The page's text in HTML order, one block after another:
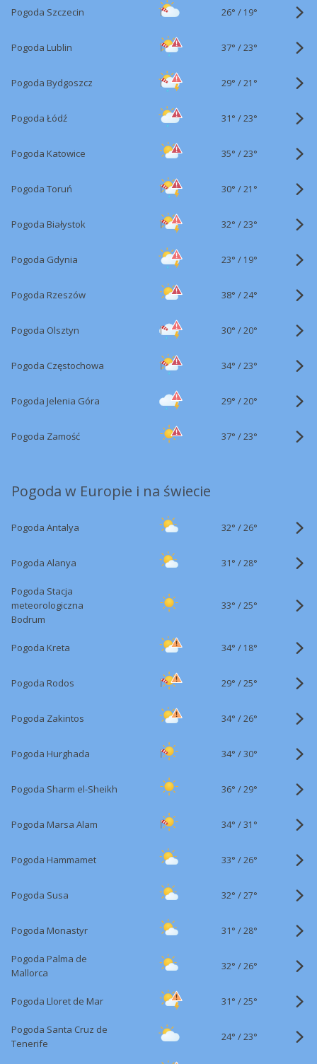
Pogoda Szczecin 26° / 19°
Pogoda Lublin 37° /23°
Pogoda Bydgoszcz 29° /21°
Pogoda Łódź 31° /23°
Pogoda Katowice 35° /23°
Pogoda Toruń 30° /21°
Pogoda Białystok 32° /23°
Pogoda Gdynia 23° / 19°
Pogoda Rzeszów 38° /24°
Pogoda Olsztyn 30° /20°
Pogoda Częstochowa 34° /23°
Pogoda Jelenia Góra 29° /20°
Pogoda Zamość 37° /23°
Pogoda w Europie i na świecie
Pogoda Antalya 32° /26°
Pogoda Alanya 31° /28°
Pogoda Stacja
meteorologiczna
Bodrum
33° /25°
Pogoda Kreta 34° / 18°
Pogoda Rodos 29° /25°
Pogoda Zakintos 34° /26°
Pogoda Hurghada 34° /30°
Pogoda Sharm el-Sheikh 36° /29°
Pogoda Marsa Alam 34° /31°
Pogoda Hammamet 33° /26°
Pogoda Susa 32° /27°
Pogoda Monastyr 31° /28°
Pogoda Palma de
Mallorca
32° /26°
Pogoda Lloret de Mar 31° /25°
Pogoda Santa Cruz de
Tenerife
24° /23°